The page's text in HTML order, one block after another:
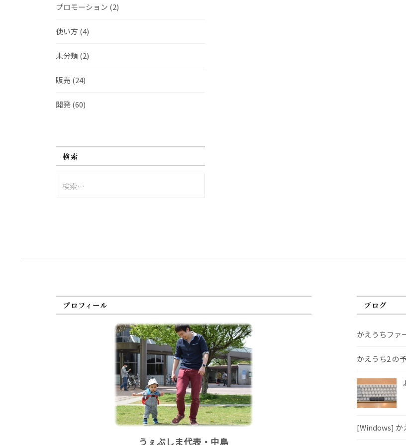
プロモーション (2)
使い方 (4)
未分類 (2)
販売 (24)
開発(60)
検索
索:
プロフィール
うぇぶしま代表・中島
ブログ
かえうちファ
かえうち2 の
[Windows] か